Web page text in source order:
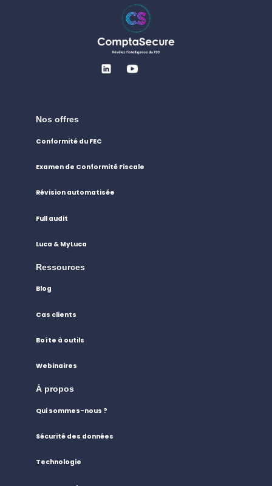
Nos offres
Conformité du FEC
Examen de Conformité Fiscale
Révision automatisée
Full audit
Luca & MyLuca
Ressources
Blog
Cas clients
Boîte à outils
Webinaires
À propos
Qui sommes-nous ?
Sécurité des données
Technologie